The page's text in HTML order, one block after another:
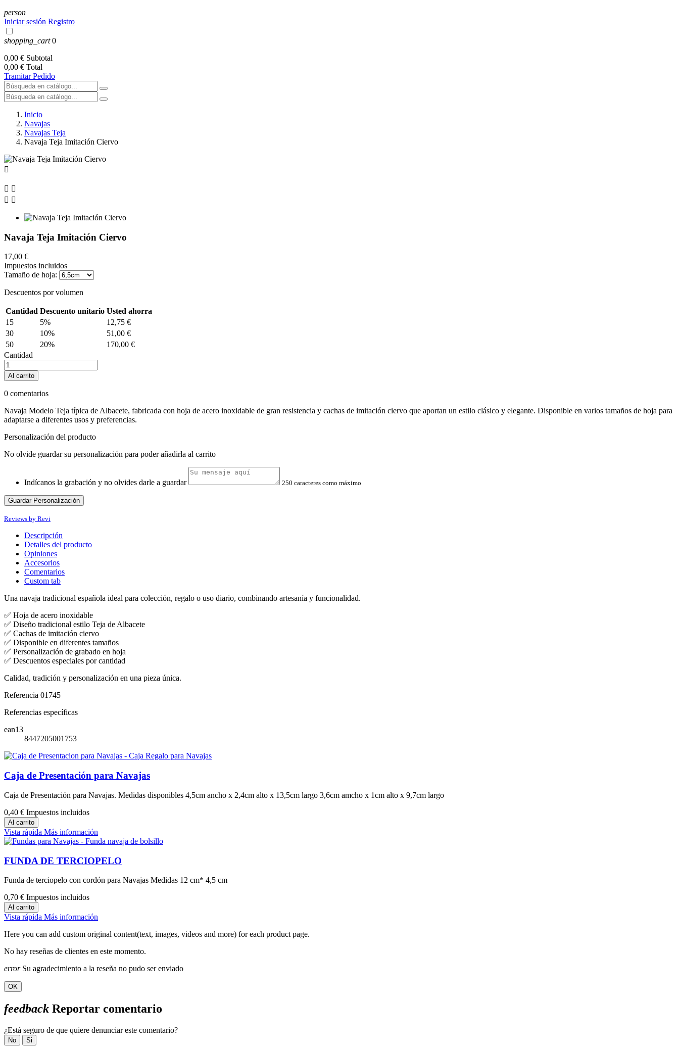
person
Iniciar sesión Registro
shopping_cart 0
0,00 € Subtotal
0,00 € Total
Tramitar Pedido
Inicio
Navajas
Navajas Teja
Navaja Teja Imitación Ciervo

 
 
Navaja Teja Imitación Ciervo
17,00 €
Impuestos incluidos
Tamaño de hoja:
Descuentos por volumen
Cantidad Descuento unitario Usted ahorra
15
5%
12,75 €
30
10%
51,00 €
50
20%
170,00 €
Cantidad
Al carrito
0 comentarios
Navaja Modelo Teja típica de Albacete, fabricada con hoja de acero inoxidable de gran resistencia y cachas de imitación ciervo que aportan un estilo clásico y elegante. Disponible en varios tamaños de hoja para
adaptarse a diferentes usos y preferencias.
Personalización del producto
No olvide guardar su personalización para poder añadirla al carrito
Indícanos la grabación y no olvides darle a guardar 250 caracteres como máximo
Guardar Personalización
Reviews by Revi
Descripción
Detalles del producto
Opiniones
Accesorios
Comentarios
Custom tab
Una navaja tradicional española ideal para colección, regalo o uso diario, combinando artesanía y funcionalidad.
✅ Hoja de acero inoxidable
✅ Diseño tradicional estilo Teja de Albacete
✅ Cachas de imitación ciervo
✅ Disponible en diferentes tamaños
✅ Personalización de grabado en hoja
✅ Descuentos especiales por cantidad
Calidad, tradición y personalización en una pieza única.
Referencia 01745
Referencias específicas
ean13
8447205001753
Caja de Presentación para Navajas
Caja de Presentación para Navajas. Medidas disponibles 4,5cm ancho x 2,4cm alto x 13,5cm largo 3,6cm amcho x 1cm alto x 9,7cm largo
0,40 € Impuestos incluidos
Al carrito
Vista rápida Más información
FUNDA DE TERCIOPELO
Funda de terciopelo con cordón para Navajas Medidas 12 cm* 4,5 cm
0,70 € Impuestos incluidos
Al carrito
Vista rápida Más información
Here you can add custom original content(text, images, videos and more) for each product page.
No hay reseñas de clientes en este momento.
errorSu agradecimiento a la reseña no pudo ser enviado
OK
feedback Reportar comentario
¿Está seguro de que quiere denunciar este comentario?
No Si